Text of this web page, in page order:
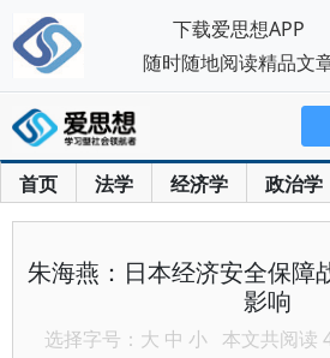
首页 法学 经济学 政治学
朱海燕：日本经济安全保障
影响
选择字号： 大 中 小 本文共阅读
下载爱思想APP
随时随地阅读精品文